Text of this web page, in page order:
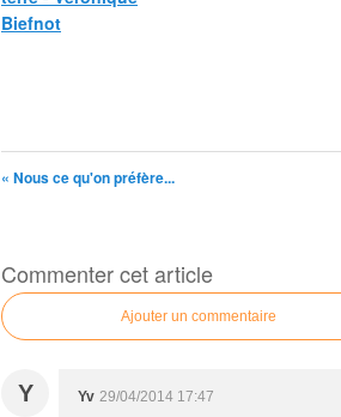
Biefnot
« Nous ce qu'on préfère...
Commenter cet article
Ajouter un commentaire
Y Yv 29/04/2014 17:47